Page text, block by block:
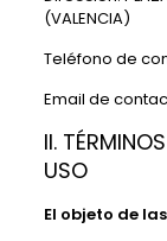
(VALENCIA)
Teléfono de
Email de
II.
USO
El objeto de